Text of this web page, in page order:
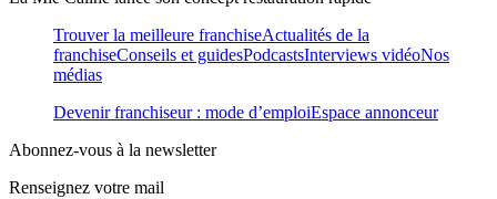
Trouver la meilleure franchiseActualités de la
franchiseConseils et guidesPodcastsInterviews vidéoNos
médias
Devenir franchiseur : mode d’emploiEspace annonceur
Abonnez-vous à la newsletter
Renseignez votre mail